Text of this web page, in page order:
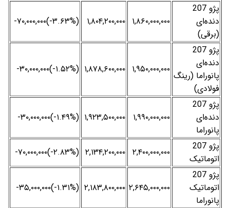
پژو 207
دنده‌ای
(برقی)
۱,۸۶۰,۰۰۰,۰۰۰ ۱,۸۰۴,۲۰۰,۰۰۰ (‎-۳.۶۳%‌)‎-۷۰,۰۰۰,۰۰۰‌
پژو 207
دنده‌ای
پانوراما (رینگ
فولادی)
۱,۹۵۰,۰۰۰,۰۰۰ ۱,۸۷۸,۶۰۰,۰۰۰ (‎-۱.۵۲%‌)‎-۳۰,۰۰۰,۰۰۰‌
پژو 207
دنده‌ای
پانوراما
۱,۹۹۰,۰۰۰,۰۰۰ ۱,۹۲۳,۵۰۰,۰۰۰ (‎-۱.۴۹%‌)‎-۳۰,۰۰۰,۰۰۰‌
پژو 207
اتوماتیک
۲,۴۰۰,۰۰۰,۰۰۰ ۲,۱۳۴,۲۰۰,۰۰۰ (‎-۲.۸۳%‌)‎-۷۰,۰۰۰,۰۰۰‌
پژو 207
اتوماتیک
پانوراما
۲,۶۴۵,۰۰۰,۰۰۰ ۲,۱۸۳,۸۰۰,۰۰۰ (‎-۱.۳۱%‌)‎-۳۵,۰۰۰,۰۰۰‌